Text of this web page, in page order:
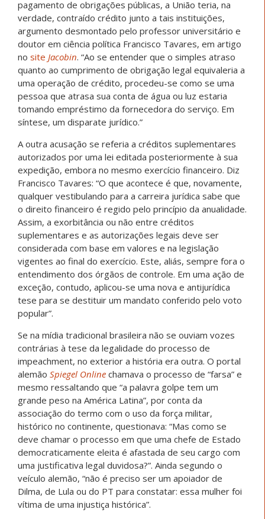
pagamento de obrigações públicas, a União teria, na
verdade, contraído crédito junto a tais instituições,
argumento desmontado pelo professor universitário e
doutor em ciência política Francisco Tavares, em artigo
no site Jacobin. “Ao se entender que o simples atraso
quanto ao cumprimento de obrigação legal equivaleria a
uma operação de crédito, procedeu-se como se uma
pessoa que atrasa sua conta de água ou luz estaria
tomando empréstimo da fornecedora do serviço. Em
síntese, um disparate jurídico.”
A outra acusação se referia a créditos suplementares
autorizados por uma lei editada posteriormente à sua
expedição, embora no mesmo exercício financeiro. Diz
Francisco Tavares: “O que acontece é que, novamente,
qualquer vestibulando para a carreira jurídica sabe que
o direito financeiro é regido pelo princípio da anualidade.
Assim, a exorbitância ou não entre créditos
suplementares e as autorizações legais deve ser
considerada com base em valores e na legislação
vigentes ao final do exercício. Este, aliás, sempre fora o
entendimento dos órgãos de controle. Em uma ação de
exceção, contudo, aplicou-se uma nova e antijurídica
tese para se destituir um mandato conferido pelo voto
popular”.
Se na mídia tradicional brasileira não se ouviam vozes
contrárias à tese da legalidade do processo de
impeachment, no exterior a história era outra. O portal
alemão Spiegel Online chamava o processo de “farsa” e
mesmo ressaltando que “a palavra golpe tem um
grande peso na América Latina”, por conta da
associação do termo com o uso da força militar,
histórico no continente, questionava: “Mas como se
deve chamar o processo em que uma chefe de Estado
democraticamente eleita é afastada de seu cargo com
uma justificativa legal duvidosa?”. Ainda segundo o
veículo alemão, “não é preciso ser um apoiador de
Dilma, de Lula ou do PT para constatar: essa mulher foi
vítima de uma injustiça histórica”.